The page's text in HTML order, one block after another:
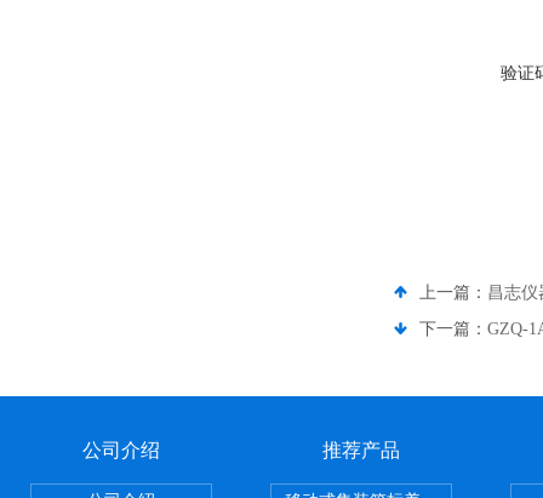
验证
上一篇： 昌志仪
下一篇： GZQ-
公司介绍 推荐产品